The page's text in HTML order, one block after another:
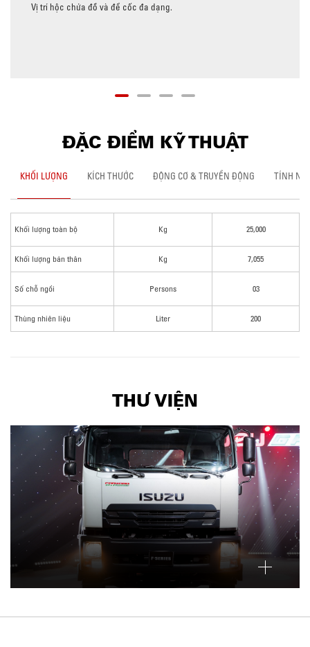
Vị trí hộc chứa đồ và để cốc đa dạng.
ĐẶC ĐIỂM KỸ THUẬT
KHỐI LƯỢNG KÍCH THƯỚC ĐỘNG CƠ & TRUYỀN ĐỘNG TÍNH
Khối lượng toàn bộ Kg 25,000
Khối lượng bản thân Kg 7,055
Số chỗ ngồi Persons 03
Thùng nhiên liệu Liter 200
THƯ VIỆN